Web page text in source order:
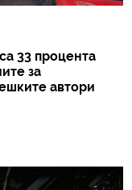
33 процента
за
автори